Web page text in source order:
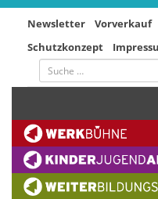
Newsletter Vorverkauf
Schutzkonzept